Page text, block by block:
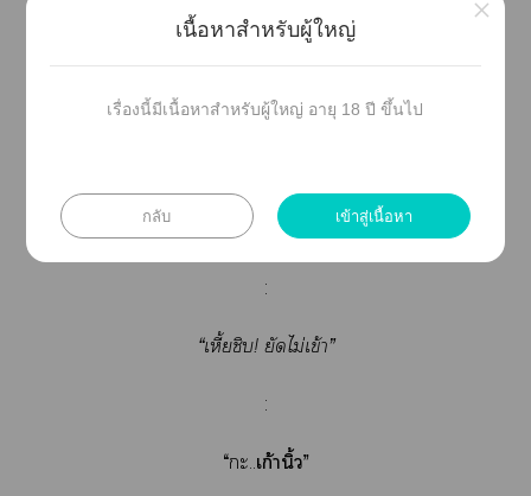
“ะมีผัวหรือไ”
“ทำไมเ ก็าาxxxไ!”
:
“เหี้ยชิบ! ยัดไม่เข้า”
:
“ะ..เก้านิ้ว”
เนื้อหาสำหรับผู้ใหญ่
เรื่องนี้มีเนื้อหาสำหรับผู้ใหญ่ อายุ 18 ปี ขึ้นไป
กลับ เข้าสู่เนื้อหา
×